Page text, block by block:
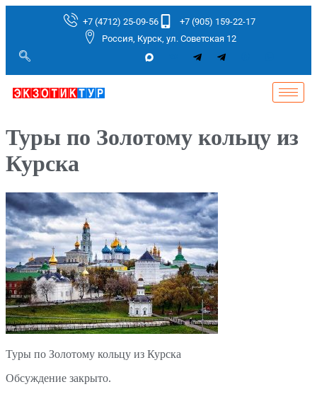
+7 (4712) 25-09-56
+7 (905) 159-22-17
Россия, Курск, ул. Советская 12
Туры по Золотому кольцу из
Курска
Туры по Золотому кольцу из Курска
Обсуждение закрыто.